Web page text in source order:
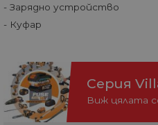
- Зарядно устройство
- Куфар
Серия
Виж цялата